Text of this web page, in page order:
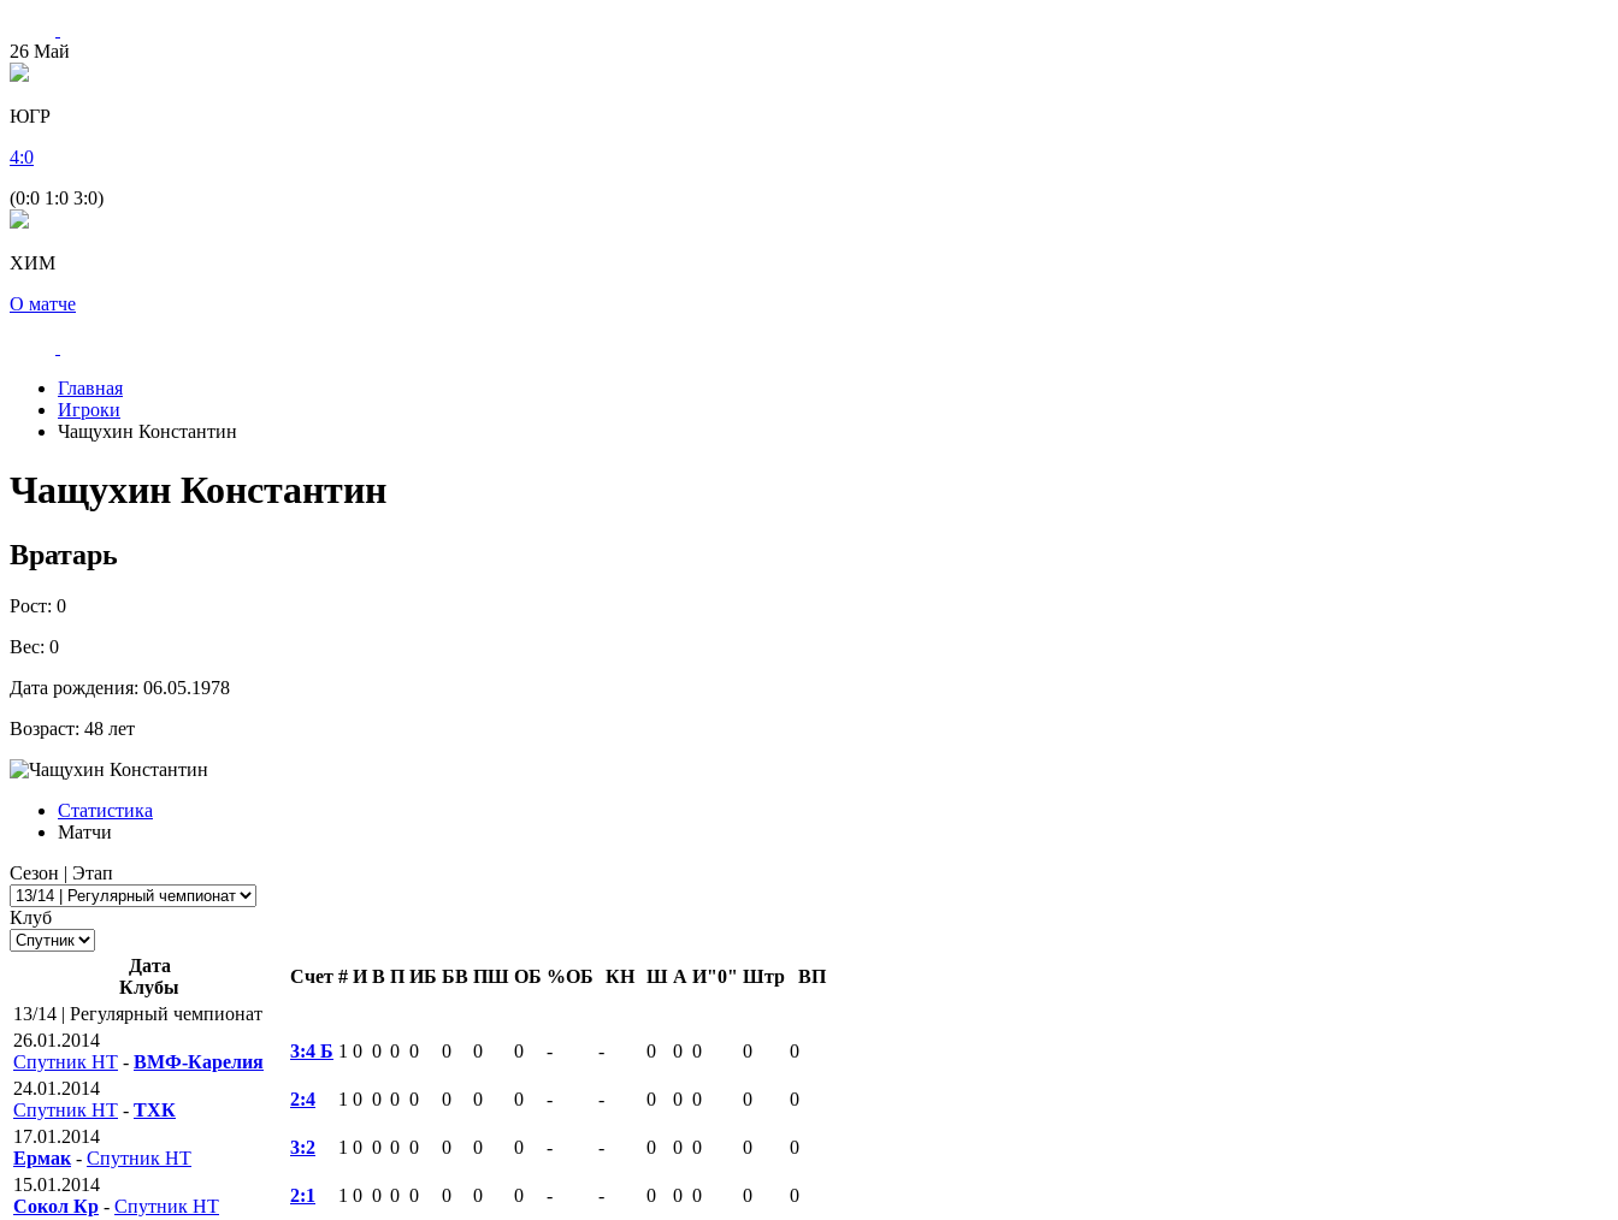
26 Май
ЮГР
4:0
(0:0 1:0 3:0)
ХИМ
О матче
Главная
Игроки
Чащухин Константин
Чащухин Константин
Вратарь
Рост: 0
Вес: 0
Дата рождения: 06.05.1978
Возраст: 48 лет
Статистика
Матчи
Сезон | Этап
Клуб
Дата
Клубы
Счет # И В П ИБ БВ ПШ ОБ %ОБ КН Ш А И"0" Штр
ВП
13/14 | Регулярный чемпионат
26.01.2014
Спутник НТ - ВМФ-Карелия
3:4 Б 1 0 0 0 0 0 0 0 - - 0 0 0 0
0
24.01.2014
Спутник НТ - ТХК
2:4 1 0 0 0 0 0 0 0 - - 0 0 0 0
0
17.01.2014
Ермак - Спутник НТ
3:2 1 0 0 0 0 0 0 0 - - 0 0 0 0
0
15.01.2014
Сокол Кр - Спутник НТ
2:1 1 0 0 0 0 0 0 0 - - 0 0 0 0
0